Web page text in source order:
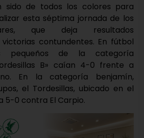
sido de todos los colores para
esta séptima jornada de los
que deja resultados
contundentes. En fútbol
pequeños de la categoría
B» caían 4-0 frente a
En la categoría benjamín,
el Tordesillas, ubicado en el
5-0 contra El Carpio.